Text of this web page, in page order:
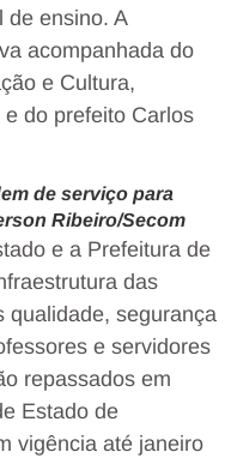
de ensino. A
acompanhada do
e Cultura,
do prefeito Carlos
de serviço para
Ribeiro/Secom
e a Prefeitura de
das
qualidade, segurança
e servidores
repassados em
Estado de
vigência até janeiro